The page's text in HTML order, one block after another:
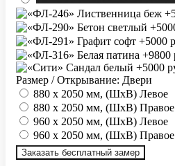
Размер / Открывание: Двери
880 х 2050 мм, (ШхВ) Левое
880 х 2050 мм, (ШхВ) Правое
960 х 2050 мм, (ШхВ) Левое
960 х 2050 мм, (ШхВ) Правое
Заказать бесплатный замер